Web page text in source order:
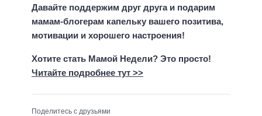
Давайте поддержим друг друга и подарим
мамам-блогерам капельку вашего позитива,
мотивации и хорошего настроения!
Хотите стать Мамой Недели? Это просто!
Читайте подробнее тут >>
Поделитесь с друзьями